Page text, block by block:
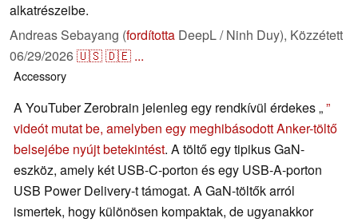
alkatrészeibe.
Andreas Sebayang (fordította DeepL / Ninh Duy), Közzétett
06/29/2026🇺🇸🇩🇪 ...
Accessory
A YouTuber Zerobrain jelenleg egy rendkívül érdekes „”
videót mutat be, amelyben egy meghibásodott Anker-töltő
belsejébe nyújt betekintést. A töltő egy tipikus GaN-
eszköz, amely két USB-C-porton és egy USB-A-porton
USB Power Delivery-t támogat. A GaN-töltők arról
ismertek, hogy különösen kompaktak, de ugyanakkor